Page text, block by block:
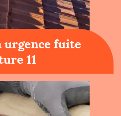
urgence fuite
11